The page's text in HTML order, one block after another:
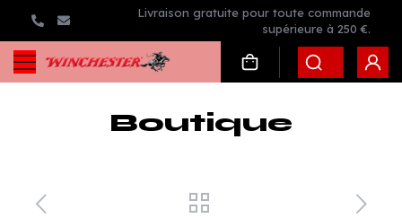
Livraison gratuite pour toute commande
supérieure à 250 €.
Boutique